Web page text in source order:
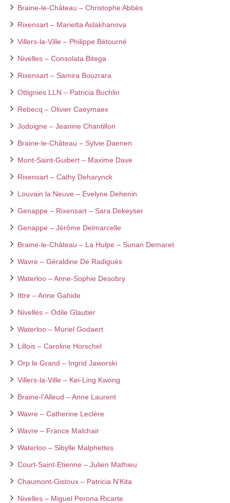
Braine-le-Château – Christophe Abbès
Rixensart – Marietta Aslakhanova
Villers-la-Ville – Philippe Bétourné
Nivelles – Consolata Bitega
Rixensart – Samira Bouzrara
Ottignies LLN – Patricia Buchlin
Rebecq – Olivier Caeymaex
Jodoigne – Jeanine Chantillon
Braine-le-Château – Sylvie Daenen
Mont-Saint-Guibert – Maxime Dave
Rixensart – Cathy Deharynck
Louvain la Neuve – Evelyne Dehenin
Genappe – Rixensart – Sara Dekeyser
Genappe – Jérôme Delmarcelle
Braine-le-Château – La Hulpe – Sunan Demaret
Wavre – Géraldine De Radiguès
Waterloo – Anne-Sophie Desobry
Ittre – Anne Gahide
Nivelles – Odile Glautier
Waterloo – Muriel Godaert
Lillois – Caroline Horschel
Orp le Grand – Ingrid Jaworski
Villers-la-Ville – Kei-Ling Kwong
Braine-l’Alleud – Anne Laurent
Wavre – Catherine Leclère
Wavre – France Malchair
Waterloo – Sibylle Malphettes
Court-Saint-Etienne – Julien Mathieu
Chaumont-Gistoux – Patricia N’Kita
Nivelles – Miguel Perona Ricarte